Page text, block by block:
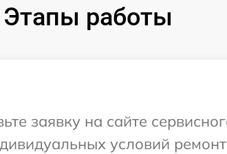
Этапы работы
заявку на сайте
условий